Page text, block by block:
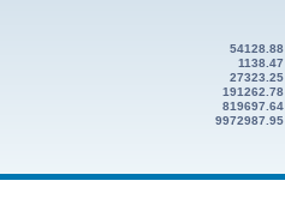
54128.88
1138.47
27323.25
191262.78
819697.64
9972987.95